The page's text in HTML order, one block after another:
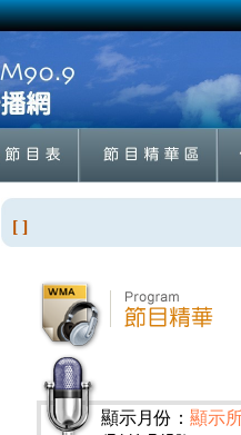
[ ]
顯示月份： 顯示